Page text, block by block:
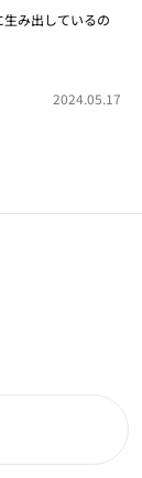
み出しているの
2024.05.17